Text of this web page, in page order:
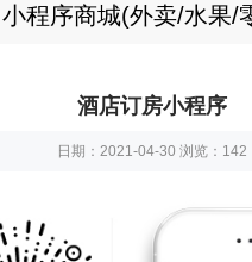
程序商城(外卖/水果/
酒店订房小程序
日期：2021-04-30 浏览： 142